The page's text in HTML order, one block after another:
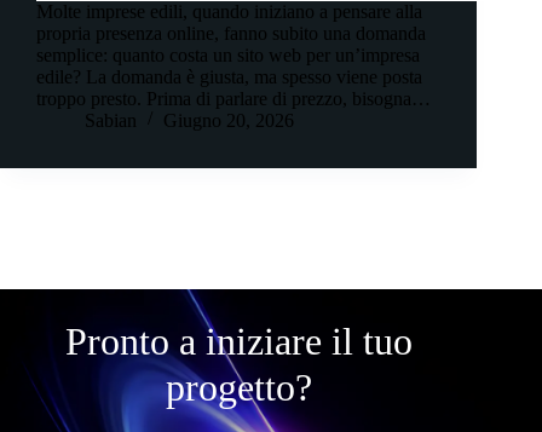
Molte imprese edili, quando iniziano a pensare alla
propria presenza online, fanno subito una domanda
semplice: quanto costa un sito web per un’impresa
edile? La domanda è giusta, ma spesso viene posta
troppo presto. Prima di parlare di prezzo, bisogna…
Sabian
Giugno 20, 2026
Pronto a iniziare il tuo
progetto?